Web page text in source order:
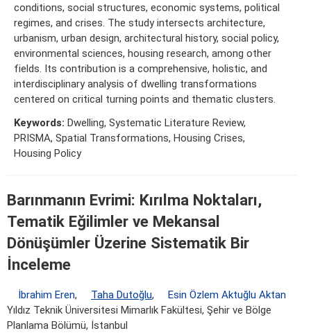
conditions, social structures, economic systems, political
regimes, and crises. The study intersects architecture,
urbanism, urban design, architectural history, social policy,
environmental sciences, housing research, among other
fields. Its contribution is a comprehensive, holistic, and
interdisciplinary analysis of dwelling transformations
centered on critical turning points and thematic clusters.
Keywords: Dwelling, Systematic Literature Review,
PRISMA, Spatial Transformations, Housing Crises,
Housing Policy
Barınmanın Evrimi: Kırılma Noktaları,
Tematik Eğilimler ve Mekansal
Dönüşümler Üzerine Sistematik Bir
İnceleme
İbrahim Eren, Taha Dutoğlu,
Esin Özlem Aktuğlu Aktan
Yıldız Teknik Üniversitesi Mimarlık Fakültesi, Şehir ve Bölge
Planlama Bölümü, İstanbul